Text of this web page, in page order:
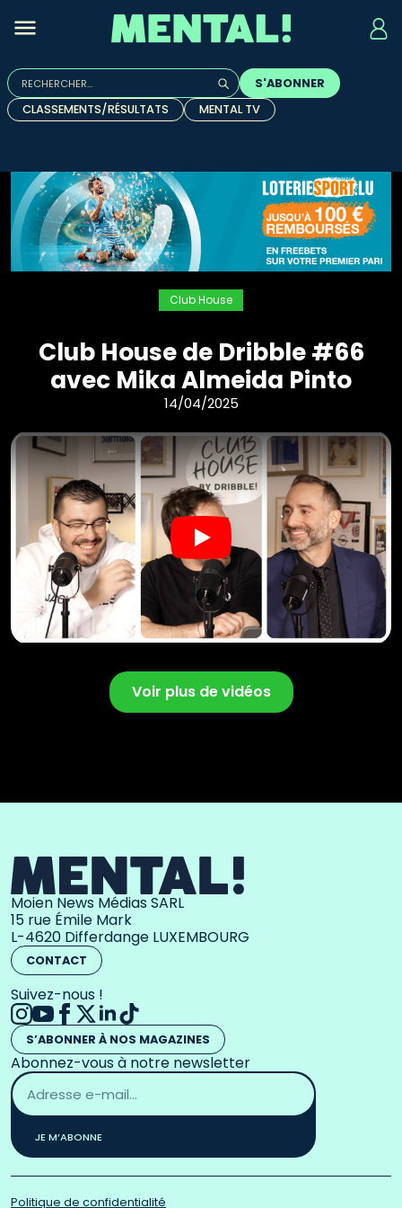
Rechercher :
Quand les résultats de l'auto-complétion sont
S'ABONNER
CLASSEMENTS/RÉSULTATS
MENTAL TV
Club House
Club House de Dribble #66
avec Mika Almeida Pinto
14/04/2025
Play
Voir plus de vidéos
Moien News Médias SARL
15 rue Émile Mark
L-4620 Differdange LUXEMBOURG
CONTACT
Suivez-nous !
S’ABONNER À NOS MAGAZINES
Abonnez-vous à notre newsletter
Adresse
email
*
JE M’ABONNE
Politique de confidentialité